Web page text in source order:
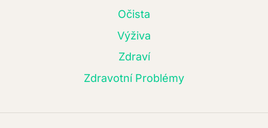
Očista
Výživa
Zdraví
Zdravotní Problémy